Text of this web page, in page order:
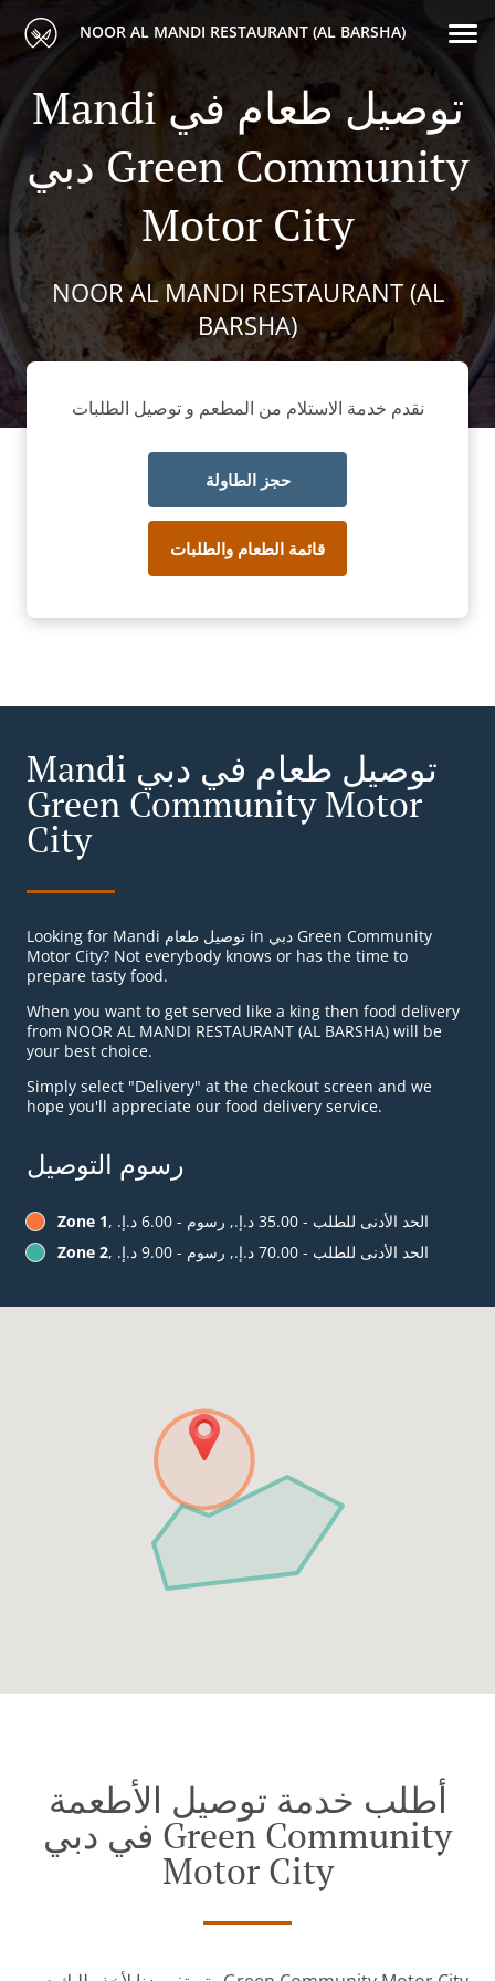
NOOR AL MANDI RESTAURANT (AL BARSHA)
Mandi توصيل طعام في
دبي Green Community
Motor City
NOOR AL MANDI RESTAURANT (AL
BARSHA)
نقدم خدمة الاستلام من المطعم و توصيل الطلبات
حجز الطاولة
قائمة الطعام والطلبات
Mandi توصيل طعام في دبي
Green Community Motor
City
Looking for Mandi توصيل طعام in دبي Green Community
Motor City? Not everybody knows or has the time to
prepare tasty food.
When you want to get served like a king then food delivery
from NOOR AL MANDI RESTAURANT (AL BARSHA) will be
your best choice.
Simply select "Delivery" at the checkout screen and we
hope you'll appreciate our food delivery service.
رسوم التوصيل
Zone 1
, الحد الأدنى للطلب - ‏35.00 د.إ.‏, رسوم - ‏6.00 د.إ.‏
Zone 2
, الحد الأدنى للطلب - ‏70.00 د.إ.‏, رسوم - ‏9.00 د.إ.‏
أطلب خدمة توصيل الأطعمة
في دبي Green Community
Motor City